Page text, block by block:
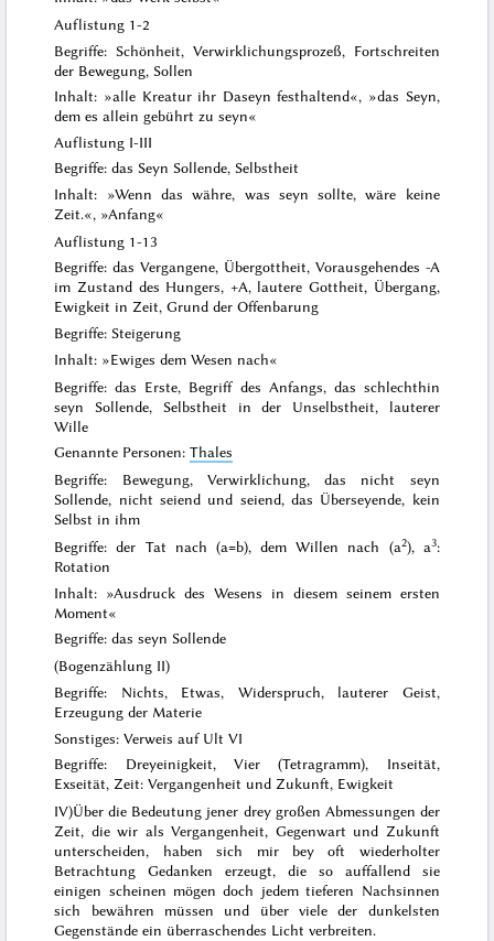
Auflistung 1-2
Begriffe: Schönheit, Verwirklichungsprozeß, Fortschreiten
der Bewegung, Sollen
Inhalt: »alle Kreatur ihr Daseyn festhaltend«, »das Seyn,
dem es allein gebührt zu seyn«
Auflistung I-III
Begriffe: das Seyn Sollende, Selbstheit
Inhalt: »Wenn das währe, was seyn sollte, wäre keine
Zeit.«, »Anfang«
Auflistung 1-13
Begriffe: das Vergangene, Übergottheit, Vorausgehendes -A
im Zustand des Hungers, +A, lautere Gottheit, Übergang,
Ewigkeit in Zeit, Grund der Offenbarung
Begriffe: Steigerung
Inhalt: »Ewiges dem Wesen nach«
Begriffe: das Erste, Begriff des Anfangs, das schlechthin
seyn Sollende, Selbstheit in der Unselbstheit, lauterer
Wille
Genannte Personen:Thales
Begriffe: Bewegung, Verwirklichung, das nicht seyn
Sollende, nicht seiend und seiend, das Überseyende, kein
Selbst in ihm
Begriffe: der Tat nach (a=b), dem Willen nach (a2), a3:
Rotation
Inhalt: »Ausdruck des Wesens in diesem seinem ersten
Moment«
Begriffe: das seyn Sollende
(Bogenzählung II)
Begriffe: Nichts, Etwas, Widerspruch, lauterer Geist,
Erzeugung der Materie
Sonstiges: Verweis auf Ult VI
Begriffe: Dreyeinigkeit, Vier (Tetragramm), Inseität,
Exseität, Zeit: Vergangenheit und Zukunft, Ewigkeit
IV)Über die Bedeutung jener drey großen Abmessungen der
Zeit, die wir als Vergangenheit, Gegenwart und Zukunft
unterscheiden, haben sich mir bey oft wiederholter
Betrachtung Gedanken erzeugt, die so auffallend sie
einigen scheinen mögen doch jedem tieferen Nachsinnen
sich bewähren müssen und über viele der dunkelsten
Gegenstände ein überraschendes Licht verbreiten.